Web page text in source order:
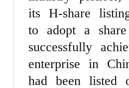
its H-share
to adopt a
successfully
enterprise in
had been listed